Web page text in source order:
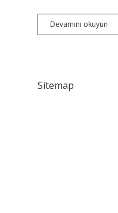
Devamını okuyun
Ne
Sitemap